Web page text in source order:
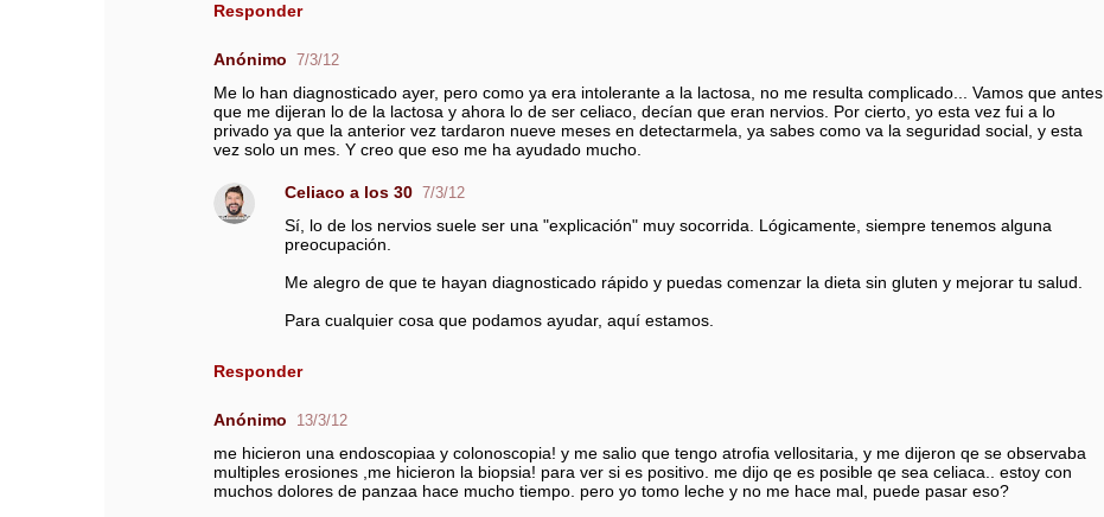
Responder
Anónimo 7/3/12
Me lo han diagnosticado ayer, pero como ya era intolerante a la lactosa, no me resulta complicado... Vamos que antes
que me dijeran lo de la lactosa y ahora lo de ser celiaco, decían que eran nervios. Por cierto, yo esta vez fui a lo
privado ya que la anterior vez tardaron nueve meses en detectarmela, ya sabes como va la seguridad social, y esta
vez solo un mes. Y creo que eso me ha ayudado mucho.
Responder
Celiaco a los 30 7/3/12
Sí, lo de los nervios suele ser una "explicación" muy socorrida. Lógicamente, siempre tenemos alguna
preocupación.
Me alegro de que te hayan diagnosticado rápido y puedas comenzar la dieta sin gluten y mejorar tu salud.
Para cualquier cosa que podamos ayudar, aquí estamos.
Anónimo 13/3/12
me hicieron una endoscopiaa y colonoscopia! y me salio que tengo atrofia vellositaria, y me dijeron qe se observaba
multiples erosiones ,me hicieron la biopsia! para ver si es positivo. me dijo qe es posible qe sea celiaca.. estoy con
muchos dolores de panzaa hace mucho tiempo. pero yo tomo leche y no me hace mal, puede pasar eso?